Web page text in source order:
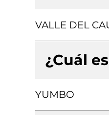
VALLE DEL
¿Cuál
YUMBO